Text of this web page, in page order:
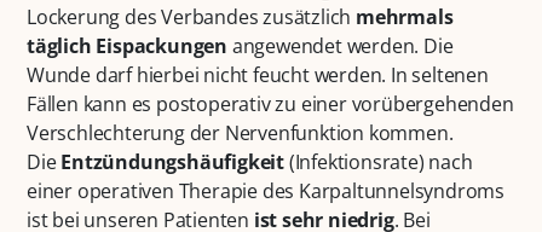
Lockerung des Verbandes zusätzlich mehrmals
täglich Eispackungen angewendet werden. Die
Wunde darf hierbei nicht feucht werden. In seltenen
Fällen kann es postoperativ zu einer vorübergehenden
Verschlechterung der Nervenfunktion kommen.
DieEntzündungshäufigkeit(Infektionsrate) nach
einer operativen Therapie des Karpaltunnelsyndroms
ist bei unseren Patienten ist sehr niedrig. Bei